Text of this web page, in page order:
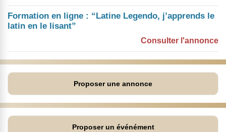
Formation en ligne : “Latine Legendo, j’apprends le
latin en le lisant”
Consulter l'annonce
Proposer une annonce
Proposer un événément